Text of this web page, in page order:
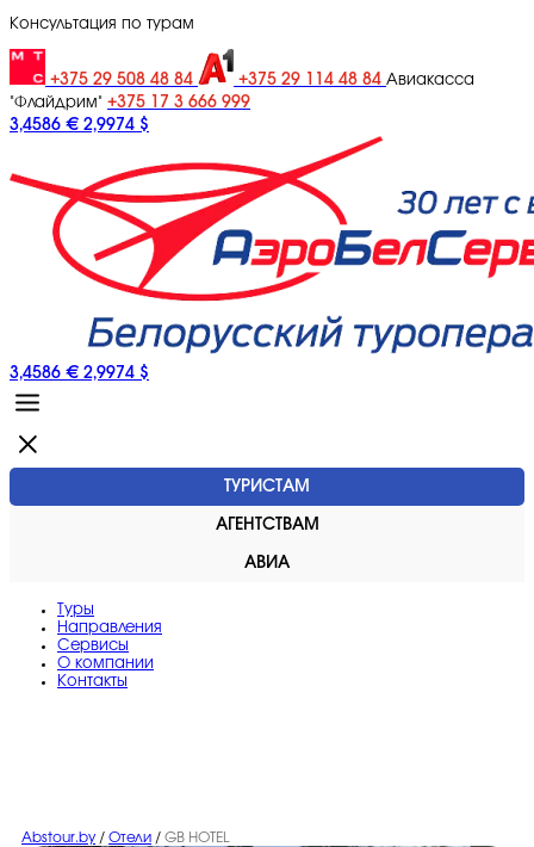
Консультация по турам
+375 29 508 48 84 +375 29 114 48 84 Авиакасса
"Флайдрим" +375 17 3 666 999
3,4586 € 2,9974 $
3,4586 € 2,9974 $
ТУРИСТАМ
АГЕНТСТВАМ
АВИА
Туры
Направления
Сервисы
O компании
Контакты
Abstour.by / Отели / GB HOTEL